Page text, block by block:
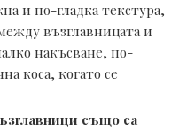
и по-гладка текстура,
възглавницата и
накъсване, по-
коса, когато се
също са